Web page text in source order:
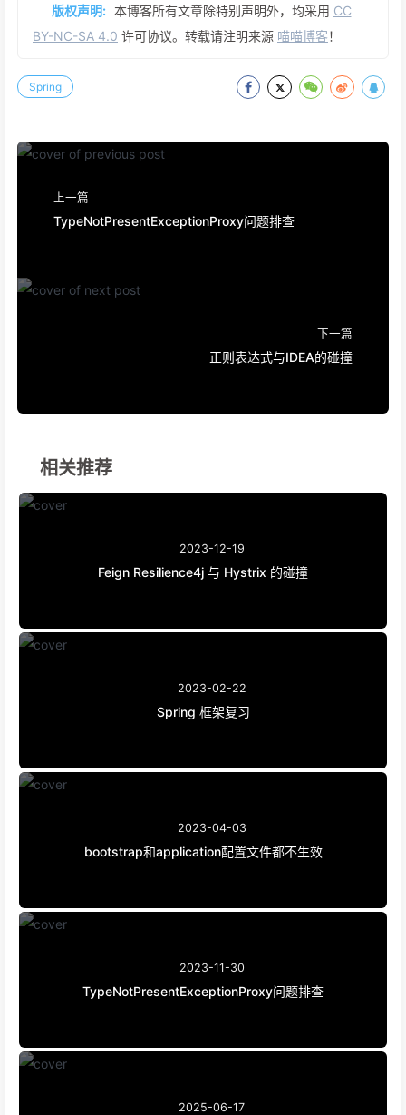
版权声明: 本博客所有文章除特别声明外，均采用 CC
BY-NC-SA 4.0 许可协议。转载请注明来源 喵喵博客！
Spring
上一篇
TypeNotPresentExceptionProxy问题排查
下一篇
正则表达式与IDEA的碰撞
相关推荐
2023-12-19
Feign Resilience4j 与 Hystrix 的碰撞
2023-02-22
Spring 框架复习
2023-04-03
bootstrap和application配置文件都不生效
2023-11-30
TypeNotPresentExceptionProxy问题排查
2025-06-17